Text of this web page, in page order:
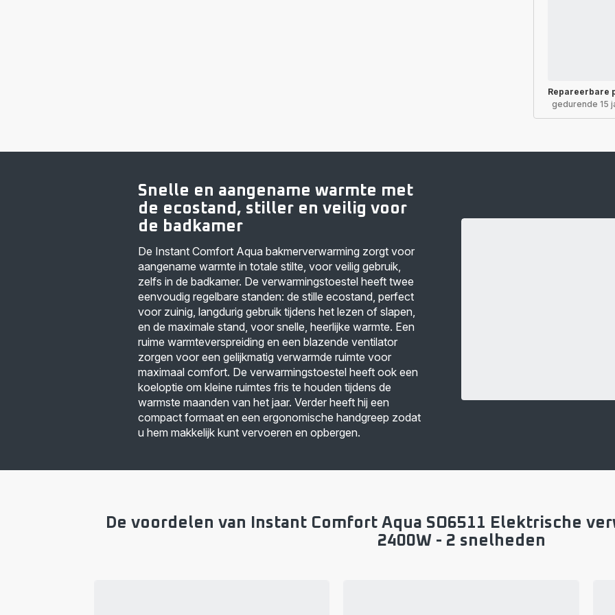
Repareerbare
gedurende 15
Snelle en aangename warmte met
de ecostand, stiller en veilig voor
de badkamer
De Instant Comfort Aqua bakmerverwarming zorgt voor
aangename warmte in totale stilte, voor veilig gebruik,
zelfs in de badkamer. De verwarmingstoestel heeft twee
eenvoudig regelbare standen: de stille ecostand, perfect
voor zuinig, langdurig gebruik tijdens het lezen of slapen,
en de maximale stand, voor snelle, heerlijke warmte. Een
ruime warmteverspreiding en een blazende ventilator
zorgen voor een gelijkmatig verwarmde ruimte voor
maximaal comfort. De verwarmingstoestel heeft ook een
koeloptie om kleine ruimtes fris te houden tijdens de
warmste maanden van het jaar. Verder heeft hij een
compact formaat en een ergonomische handgreep zodat
u hem makkelijk kunt vervoeren en opbergen.
De voordelen van Instant Comfort Aqua SO6511 Elektrische
2400W - 2 snelheden